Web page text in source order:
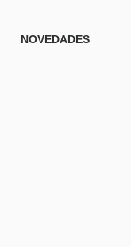
NOVEDADES